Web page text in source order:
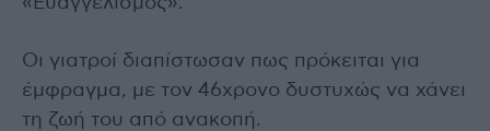
Οι γιατροί διαπίστωσαν πως πρόκειται για
έμφραγμα, με τον 46χρονο δυστυχώς να χάνει
τη ζωή του από ανακοπή.